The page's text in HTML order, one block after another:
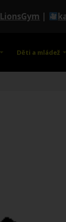
LionsGym |
Děti a mládež